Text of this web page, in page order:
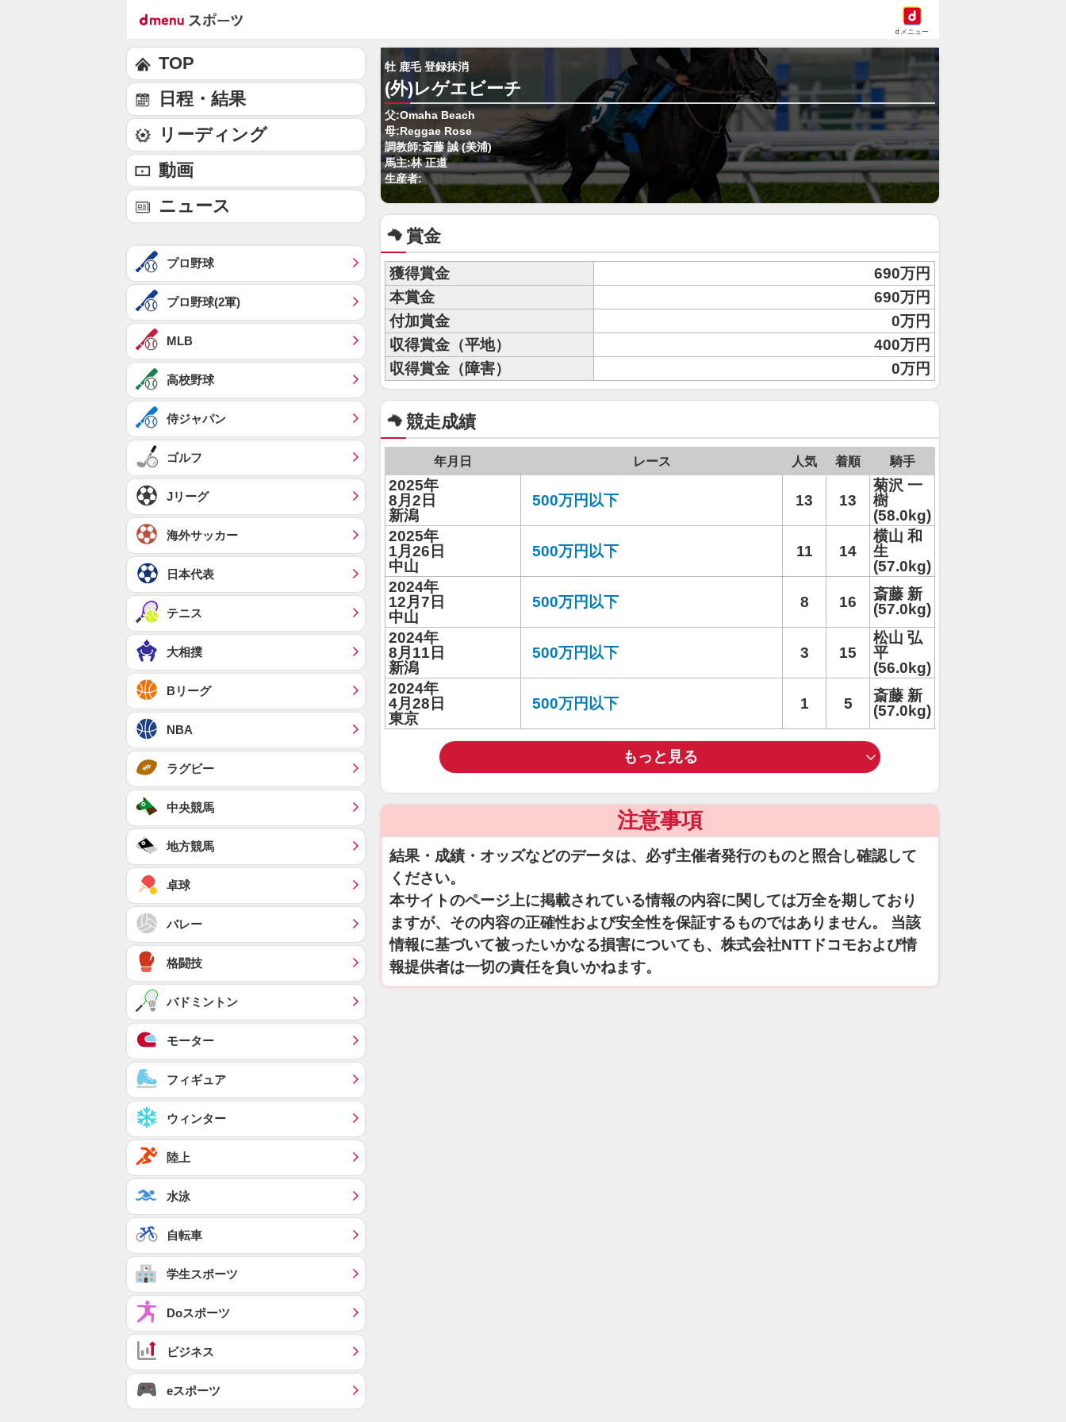
dメニュー
牡 鹿毛 登録抹消
(外)レゲエビーチ
父:Omaha Beach
母:Reggae Rose
調教師:斎藤 誠 (美浦)
馬主:林 正道
生産者:
賞金
獲得賞金
690万円
本賞金
690万円
付加賞金
0万円
収得賞金（平地）
400万円
収得賞金（障害）
0万円
競走成績
年月日 レース 人気 着順 騎手
2025年
8月2日
新潟
500万円以下 13 13
菊沢 一
樹
(58.0kg)
2025年
1月26日
中山
500万円以下 11 14
横山 和
生
(57.0kg)
2024年
12月7日
中山
500万円以下 8 16
斎藤 新
(57.0kg)
2024年
8月11日
新潟
500万円以下 3 15
松山 弘
平
(56.0kg)
2024年
4月28日
東京
500万円以下 1 5
斎藤 新
(57.0kg)
もっと見る
注意事項
結果・成績・オッズなどのデータは、必ず主催者発行のものと照合し確認して
ください。
本サイトのページ上に掲載されている情報の内容に関しては万全を期しており
ますが、その内容の正確性および安全性を保証するものではありません。 当該
情報に基づいて被ったいかなる損害についても、株式会社NTTドコモおよび情
報提供者は一切の責任を負いかねます。
TOP
日程・結果
リーディング
動画
ニュース
プロ野球
プロ野球(2軍)
MLB
高校野球
侍ジャパン
ゴルフ
Jリーグ
海外サッカー
日本代表
テニス
大相撲
Bリーグ
NBA
ラグビー
中央競馬
地方競馬
卓球
バレー
格闘技
バドミントン
モーター
フィギュア
ウィンター
陸上
水泳
自転車
学生スポーツ
Doスポーツ
ビジネス
eスポーツ